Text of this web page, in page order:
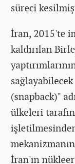
süreci
İran, 2015'te
kaldırılan
(snapback)"
ülkeleri
İran'ın